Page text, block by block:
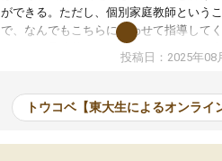
ができる。ただし、個別家庭教師という
で、なんでもこちらに合わせて指導して
のだが、具体的なカリキュラムがない。当
は、授業の先取り学習をするため、学校
いただいたが、1時間の時間を使って進め
範囲は限られており、それであれば自学
投稿日：2025年08
トウコベ【東大生によるオンラ